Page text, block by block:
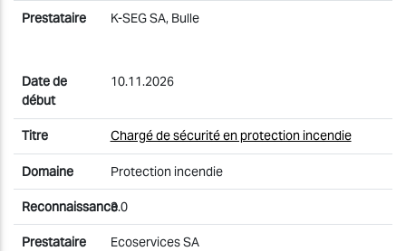
K-SEG SA, Bulle
10.11.2026
Chargé de sécurité en protection incendie
Protection incendie
3.0
Ecoservices SA